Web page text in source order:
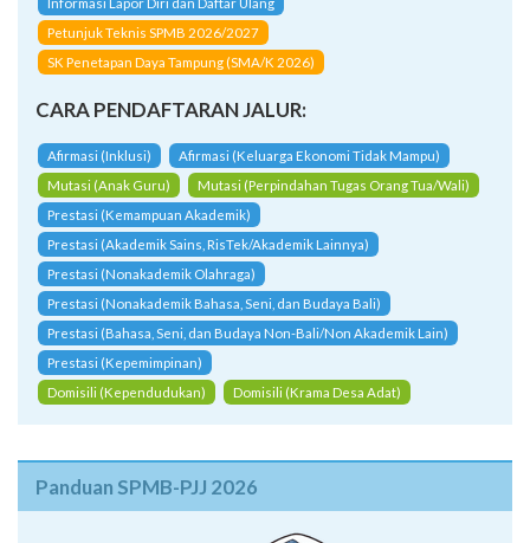
Informasi Lapor Diri dan Daftar Ulang
Petunjuk Teknis SPMB 2026/2027
SK Penetapan Daya Tampung (SMA/K 2026)
CARA PENDAFTARAN JALUR:
Afirmasi (Inklusi)
Afirmasi (Keluarga Ekonomi Tidak Mampu)
Mutasi (Anak Guru)
Mutasi (Perpindahan Tugas Orang Tua/Wali)
Prestasi (Kemampuan Akademik)
Prestasi (Akademik Sains, RisTek/Akademik Lainnya)
Prestasi (Nonakademik Olahraga)
Prestasi (Nonakademik Bahasa, Seni, dan Budaya Bali)
Prestasi (Bahasa, Seni, dan Budaya Non-Bali/Non Akademik Lain)
Prestasi (Kepemimpinan)
Domisili (Kependudukan)
Domisili (Krama Desa Adat)
Panduan SPMB-PJJ 2026